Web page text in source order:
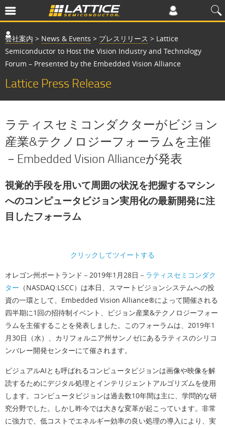
会社案内 > News & Events > プレスリリース > Lattice
Semiconductor to Host the Vision Industry and Technology
Forum – Presented by the Embedded Vision Alliance
Lattice Press Release
ラティスセミコンダクターがビジョン
産業&テクノロジーフォーラムを主催
－Embedded Vision Allianceが発表
視覚的手段を用いて周囲の状況を把握するマシン
へのコンピュータビジョン実用化の最新開発に注
目したフォーラム
クリックしてツイートする
オレゴン州ポートランド －2019年1月28日－ ラティスセミコンダク
ター （NASDAQ:LSCC）は本日、スマートビジョンシステムへの投
資の一環として、Embedded Vision Alliance®によって開催される
四半期に1回の招待制イベント、ビジョン産業&テクノロジーフォー
ラムを主催することを発表しました。このフォーラムは、2019年1
月30日（水）、カリフォルニア州サンノゼにあるラティスのシリコ
ンバレー開発センターにて催されます。
ビジュアルAIとも呼ばれるコンピュータビジョンは画像や映像を解
読するためにデジタル処理とインテリジェントアルゴリズムを使用
します。コンピュータビジョンは過去数10年間は主に、学問的な研
究分野でした。しかし昨今では大きな変革が起こっています。非常
に強力で、低コストでエネルギー効率の良い処理の導入により、実